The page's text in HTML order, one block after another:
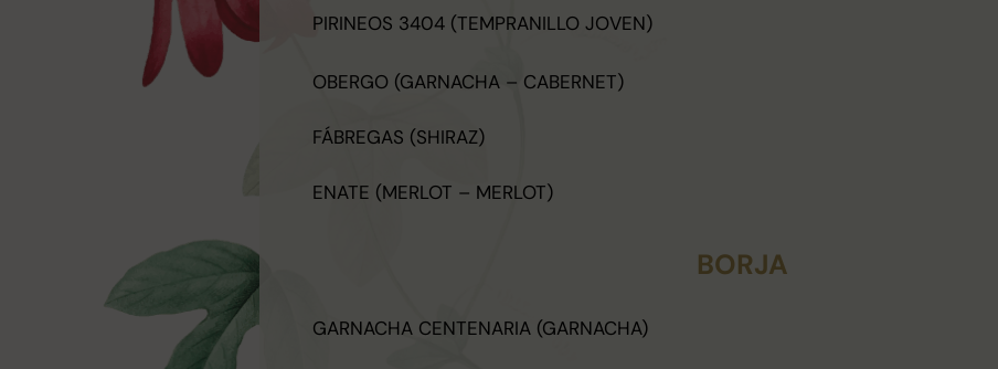
PIRINEOS 3404 (TEMPRANILLO JOVEN)
OBERGO (GARNACHA – CABERNET)
FÁBREGAS (SHIRAZ)
ENATE (MERLOT – MERLOT)
BORJA
GARNACHA CENTENARIA (GARNACHA)